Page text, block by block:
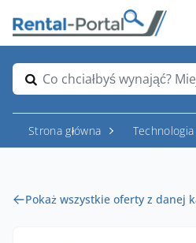
Co chciałbyś wynająć?
Strona główna
Pokaż wszystkie oferty z danej